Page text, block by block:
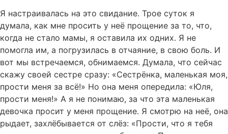
Я настраивалась на это свидание. Трое суток я
думала, как мне просить у неё прощение за то, что,
когда не стало мамы, я оставила их одних. Я не
помогла им, а погрузилась в отчаяние, в свою боль. И
вот мы встречаемся, обнимаемся. Думала, что сейчас
скажу своей сестре сразу: «Сестрёнка, маленькая моя,
прости меня за всё!» Но она меня опередила: «Юля,
прости меня!» А я не понимаю, за что эта маленькая
девочка просит у меня прощение. Я смотрю на неё, она
рыдает, захлёбывается от слёз: «Прости, что я тебя